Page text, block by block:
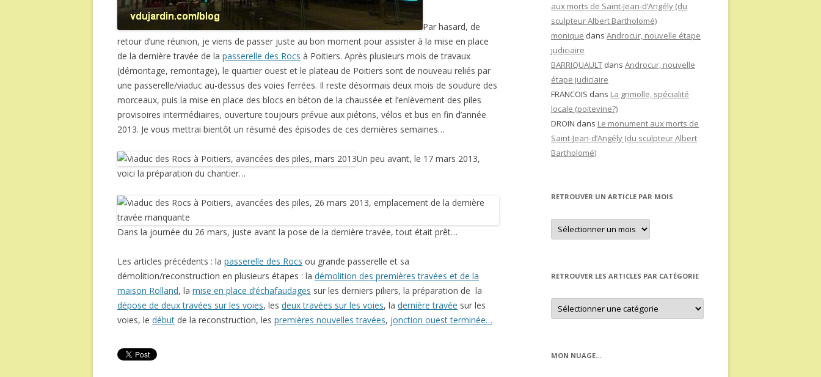
Par hasard, de
retour d’une réunion, je viens de passer juste au bon moment pour assister à la mise en place
de la dernière travée de la passerelle des Rocs à Poitiers. Après plusieurs mois de travaux
(démontage, remontage), le quartier ouest et le plateau de Poitiers sont de nouveau reliés par
une passerelle/viaduc au-dessus des voies ferrées. Il reste désormais deux mois de soudure des
morceaux, puis la mise en place des blocs en béton de la chaussée et l’enlèvement des piles
provisoires intermédiaires, ouverture toujours prévue aux piétons, vélos et bus en fin d’année
2013. Je vous mettrai bientôt un résumé des épisodes de ces dernières semaines…
Un peu avant, le 17 mars 2013,
voici la préparation du chantier…
Dans la journée du 26 mars, juste avant la pose de la dernière travée, tout était prêt…
Les articles précédents : la passerelle des Rocs ou grande passerelle et sa
démolition/reconstruction en plusieurs étapes : la démolition des premières travées et de la
maison Rolland, la mise en place d’échafaudages sur les derniers piliers, la préparation de la
dépose de deux travées sur les voies, les deux travées sur les voies, la dernière travée sur les
voies, le début de la reconstruction, les premières nouvelles travées, jonction ouest terminée…
aux morts de Saint-Jean-d’Angély (du
sculpteur Albert Bartholomé)
monique dans Androcur, nouvelle étape
judiciaire
BARRIQUAULT dans Androcur, nouvelle
étape judiciaire
FRANCOIS dans La grimolle, spécialité
locale (poitevine?)
DROIN dans Le monument aux morts de
Saint-Jean-d’Angély (du sculpteur Albert
Bartholomé)
RETROUVER UN ARTICLE PAR MOIS
Retrouver
un
article
RETROUVER LES ARTICLES PAR CATÉGORIE
Retrouver
les
articles
MON NUAGE…